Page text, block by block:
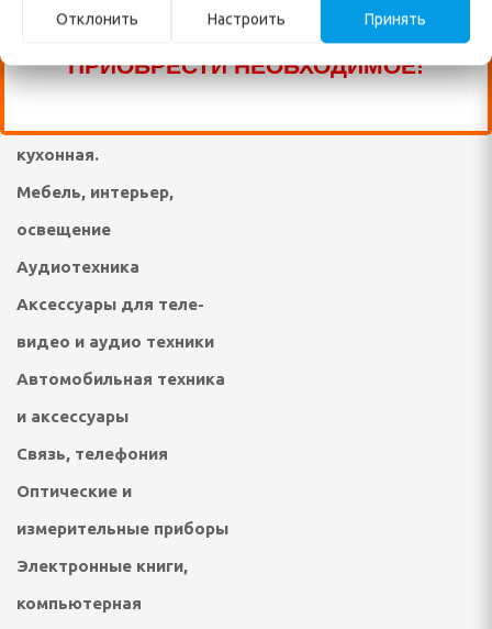
ПИШИТЕ В ЧАТ И МЫ ПОМОЖЕМ ВАМ
ПРИОБРЕСТИ НЕОБХОДИМОЕ!
и ванны
КУХОННАЯ ТЕХНИКА
машины
морозильники
инвентарь, растения
кухонная.
Мебель, интерьер,
освещение
Аудиотехника
Аксессуары для теле-
видео и аудио техники
Автомобильная техника
и аксессуары
Связь, телефония
Оптические и
измерительные приборы
Электронные книги,
компьютерная
Отклонить Настроить Принять